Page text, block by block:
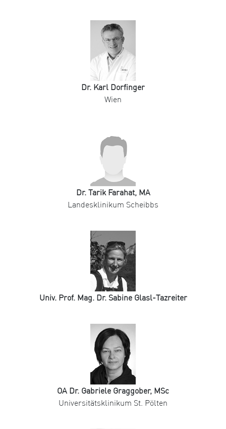
Dr. Karl Dorfinger
Wien
Dr. Tarik Farahat, MA
Landesklinikum Scheibbs
Univ. Prof. Mag. Dr. Sabine Glasl-Tazreiter
OA Dr. Gabriele Graggober, MSc
Universitätsklinikum St. Pölten